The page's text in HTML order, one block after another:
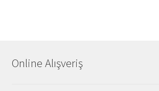
Online Alışveriş